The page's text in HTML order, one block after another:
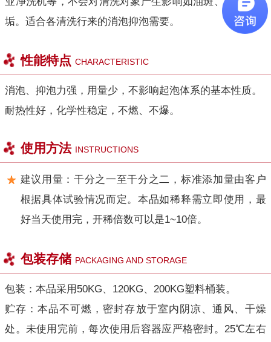
垢。适合各清洗行来的消泡抑泡需要。
性能特点 CHARACTERISTIC
消泡、抑泡力强，用量少，不影响起泡体系的基本性质。
耐热性好，化学性稳定，不燃、不爆。
使用方法 INSTRUCTIONS
建议用量：干分之一至干分之二，标准添加量由客户
根据具体试验情况而定。本品如稀释需立即使用，最
好当天使用完，开稀倍数可以是1~10倍。
包装存储 PACKAGING AND STORAGE
包装：本品采用50KG、120KG、200KG塑料桶装。
贮存：本品不可燃，密封存放于室内阴凉、通风、干燥
处。未使用完前，每次使用后容器应严格密封。25℃左右